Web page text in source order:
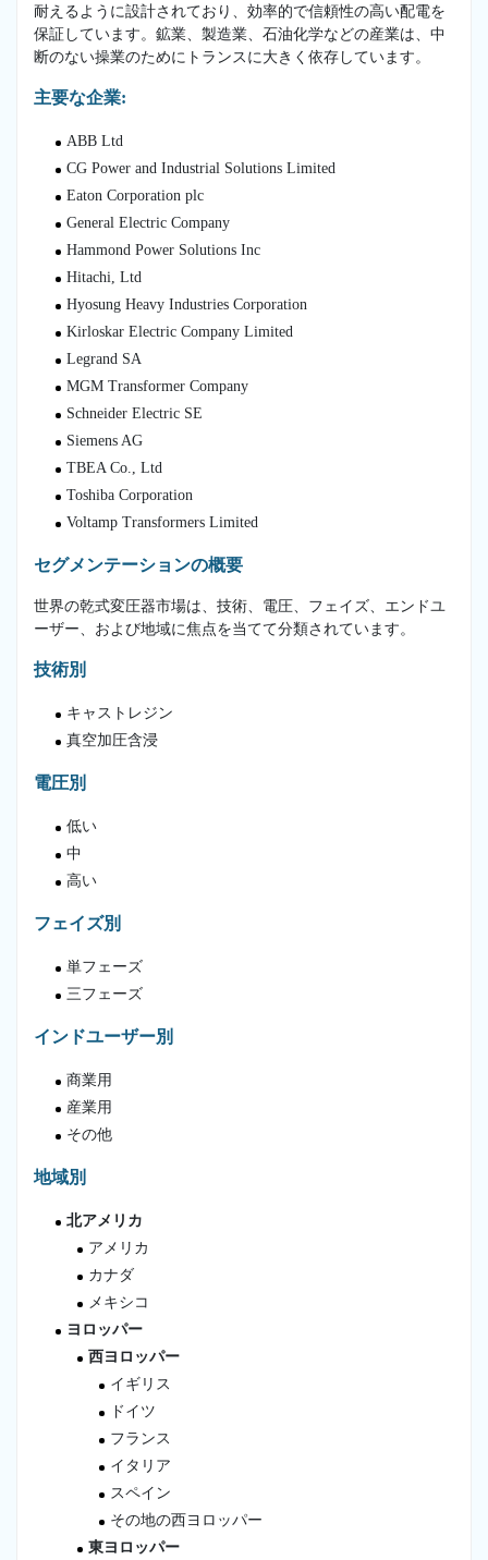
耐えるように設計されており、効率的で信頼性の高い配電を
保証しています。鉱業、製造業、石油化学などの産業は、中
断のない操業のためにトランスに大きく依存しています。
主要な企業:
ABB Ltd
CG Power and Industrial Solutions Limited
Eaton Corporation plc
General Electric Company
Hammond Power Solutions Inc
Hitachi, Ltd
Hyosung Heavy Industries Corporation
Kirloskar Electric Company Limited
Legrand SA
MGM Transformer Company
Schneider Electric SE
Siemens AG
TBEA Co., Ltd
Toshiba Corporation
Voltamp Transformers Limited
セグメンテーションの概要
世界の乾式変圧器市場は、技術、電圧、フェイズ、エンドユ
ーザー、および地域に焦点を当てて分類されています。
技術別
キャストレジン
真空加圧含浸
電圧別
低い
中
高い
フェイズ別
単フェーズ
三フェーズ
インドユーザー別
商業用
産業用
その他
地域別
北アメリカ
アメリカ
カナダ
メキシコ
ヨロッパー
西ヨロッパー
イギリス
ドイツ
フランス
イタリア
スペイン
その地の西ヨロッパー
東ヨロッパー